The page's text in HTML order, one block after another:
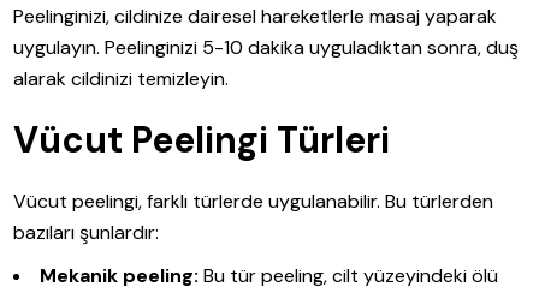
Peelinginizi, cildinize dairesel hareketlerle masaj yaparak
uygulayın. Peelinginizi 5-10 dakika uyguladıktan sonra, duş
alarak cildinizi temizleyin.
Vücut Peelingi Türleri
Vücut peelingi, farklı türlerde uygulanabilir. Bu türlerden
bazıları şunlardır:
Mekanik peeling: Bu tür peeling, cilt yüzeyindeki ölü